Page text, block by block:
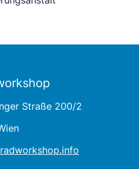
Straße 200/2